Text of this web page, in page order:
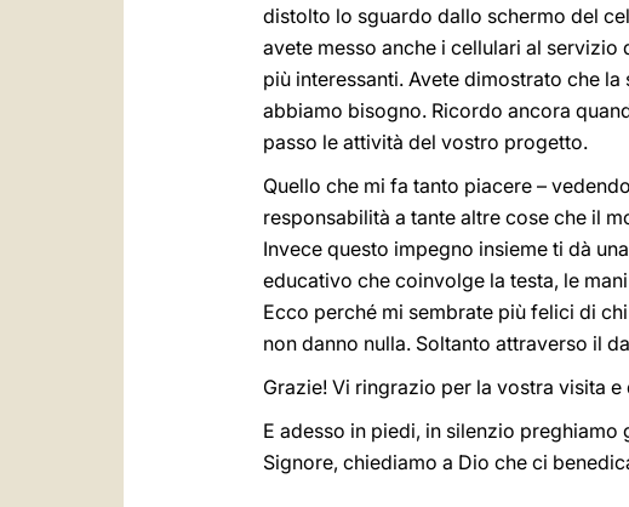
distolto lo sguardo dallo schermo del
avete messo anche i cellulari al
più interessanti. Avete dimostrato che la
abbiamo bisogno. Ricordo ancora
passo le attività del vostro progetto.
Quello che mi fa tanto piacere –
responsabilità a tante altre cose che il
Invece questo impegno insieme ti dà
educativo che coinvolge la testa, le
Ecco perché mi sembrate più felici di
non danno nulla. Soltanto attraverso il
Grazie! Vi ringrazio per la vostra visita
E adesso in piedi, in silenzio
Signore, chiediamo a Dio che ci